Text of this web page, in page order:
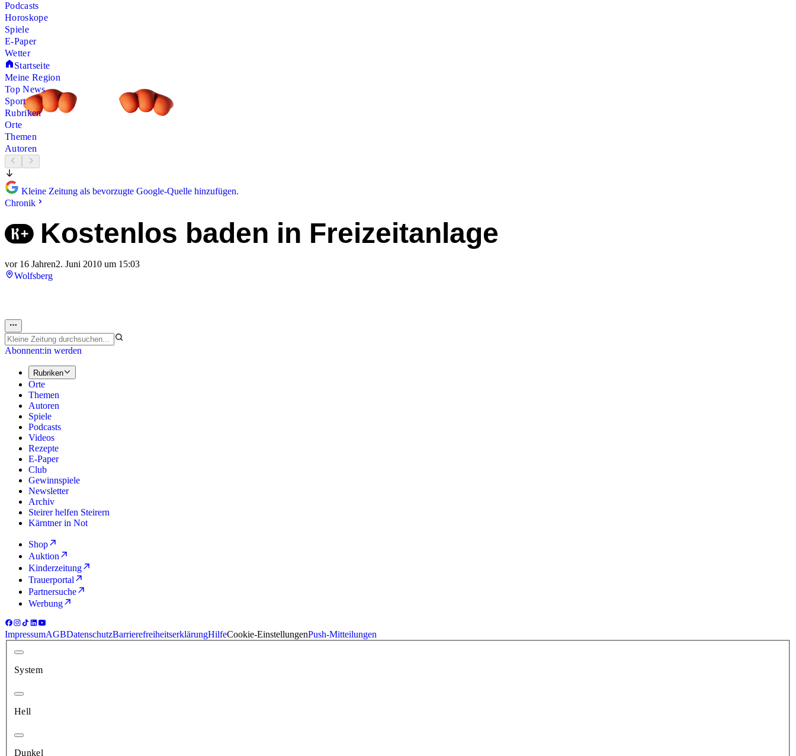
Podcasts
Horoskope
Spiele
E-Paper
Wetter
Startseite
Meine Region
Top News
Sport
Rubriken
Orte
Themen
Autoren
Kleine Zeitung als bevorzugte Google-Quelle hinzufügen.
Chronik
Kostenlos baden in Freizeitanlage
vor 16 Jahren2. Juni 2010 um 15:03
Wolfsberg
Abonnent:in werden
Rubriken
Orte
Themen
Autoren
Spiele
Podcasts
Videos
Rezepte
E-Paper
Club
Gewinnspiele
Newsletter
Archiv
Steirer helfen Steirern
Kärntner in Not
Shop
Auktion
Kinderzeitung
Trauerportal
Partnersuche
Werbung
ImpressumAGBDatenschutzBarrierefreiheitserklärungHilfeCookie-EinstellungenPush-Mitteilungen
System
Hell
Dunkel